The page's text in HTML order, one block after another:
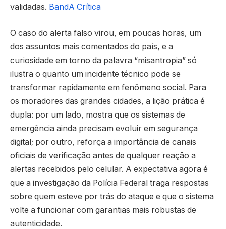
validadas. BandA Crítica
O caso do alerta falso virou, em poucas horas, um
dos assuntos mais comentados do país, e a
curiosidade em torno da palavra “misantropia” só
ilustra o quanto um incidente técnico pode se
transformar rapidamente em fenômeno social. Para
os moradores das grandes cidades, a lição prática é
dupla: por um lado, mostra que os sistemas de
emergência ainda precisam evoluir em segurança
digital; por outro, reforça a importância de canais
oficiais de verificação antes de qualquer reação a
alertas recebidos pelo celular. A expectativa agora é
que a investigação da Polícia Federal traga respostas
sobre quem esteve por trás do ataque e que o sistema
volte a funcionar com garantias mais robustas de
autenticidade.